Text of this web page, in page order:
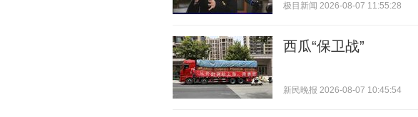
极目新闻 2026-08-07 11:55:28
西瓜“保卫战”
新民晚报 2026-08-07 10:45:54